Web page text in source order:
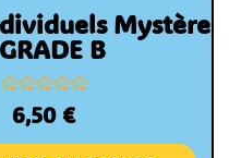
Mystère
B
Note
6,50 €